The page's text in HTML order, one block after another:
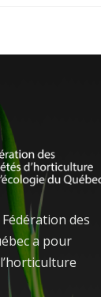
des
a pour